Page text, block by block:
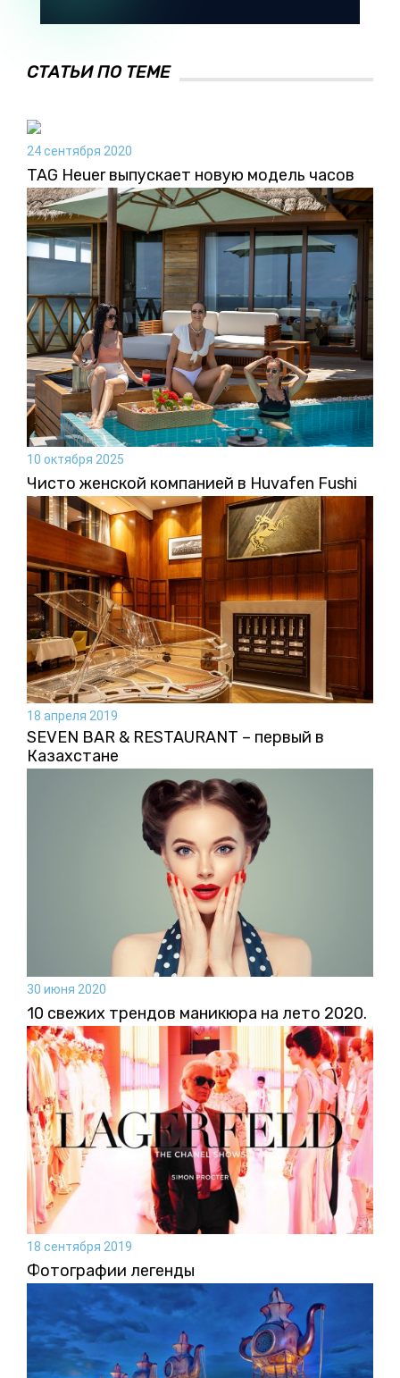
СТАТЬИ ПО ТЕМЕ
24 сентября 2020
TAG Heuer выпускает новую модель часов
10 октября 2025
Чисто женской компанией в Huvafen Fushi
18 апреля 2019
SEVEN BAR & RESTAURANT – первый в
Казахстане
30 июня 2020
10 свежих трендов маникюра на лето 2020.
18 сентября 2019
Фотографии легенды